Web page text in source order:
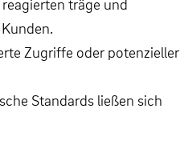
Zugriffe oder potenzieller
Standards ließen sich